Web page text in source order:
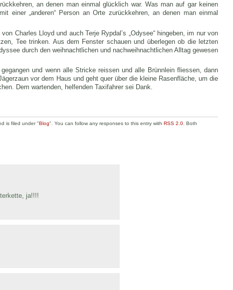
an denen man einmal glücklich war. Was man auf gar keinen
einer „anderen“ Person an Orte zurückkehren, an denen man einmal
Charles Lloyd und auch Terje Rypdal’s „Odysee“ hingeben, im nur von
Tee trinken. Aus dem Fenster schauen und überlegen ob die letzten
durch den weihnachtlichen und nachweihnachtlichen Alltag gewesen
und wenn alle Stricke reissen und alle Brünnlein fliessen, dann
vor dem Haus und geht quer über die kleine Rasenfläche, um die
Dem wartenden, helfenden Taxifahrer sei Dank.
is filed under "Blog". You can follow any responses to this entry with RSS 2.0 . Both
ja!!!!